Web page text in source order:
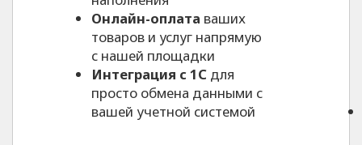
Онлайн-оплата ваших
товаров и услуг напрямую
с нашей площадки
Интеграция с 1С для
просто обмена данными с
вашей учетной системой